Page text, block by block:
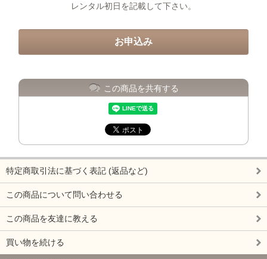
レンタル初日を記載して下さい。
この商品を共有する
特定商取引法に基づく表記 (返品など)
この商品について問い合わせる
この商品を友達に教える
買い物を続ける